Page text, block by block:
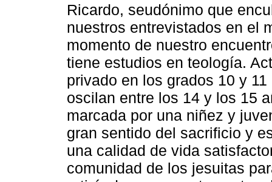
Ricardo, seudónimo que
nuestros entrevistados en el
momento de nuestro
tiene estudios en teología.
privado en los grados 10 y
oscilan entre los 14 y los 15
marcada por una niñez y
gran sentido del sacrificio y
una calidad de vida
comunidad de los jesuitas